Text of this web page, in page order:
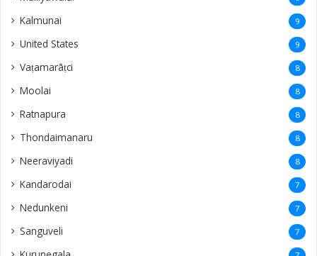
Kalmunai 9
United States 9
Vaṭamarāṭci 8
Moolai 8
Ratnapura 8
Thondaimanaru 8
Neeraviyadi 8
Kandarodai 7
Nedunkeni 7
Sanguveli 7